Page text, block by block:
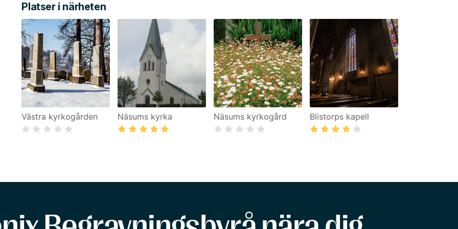
Platser i närheten
Västra kyrkogården Näsums kyrka Näsums kyrkogård Blistorps kapell